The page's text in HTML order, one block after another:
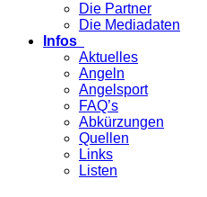
Die Partner
Die Mediadaten
Infos
Aktuelles
Angeln
Angelsport
FAQ’s
Abkürzungen
Quellen
Links
Listen